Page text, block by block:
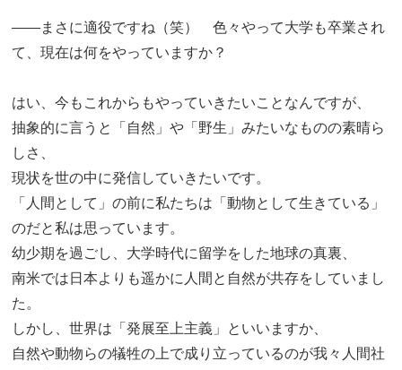
――まさに適役ですね（笑） 色々やって大学も卒業され
て、現在は何をやっていますか？
はい、今もこれからもやっていきたいことなんですが、
抽象的に言うと「自然」や「野生」みたいなものの素晴ら
しさ、
現状を世の中に発信していきたいです。
「人間として」の前に私たちは「動物として生きている」
のだと私は思っています。
幼少期を過ごし、大学時代に留学をした地球の真裏、
南米では日本よりも遥かに人間と自然が共存をしていまし
た。
しかし、世界は「発展至上主義」といいますか、
自然や動物らの犠牲の上で成り立っているのが我々人間社